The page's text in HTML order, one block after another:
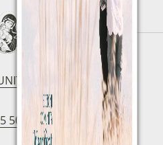
5094797